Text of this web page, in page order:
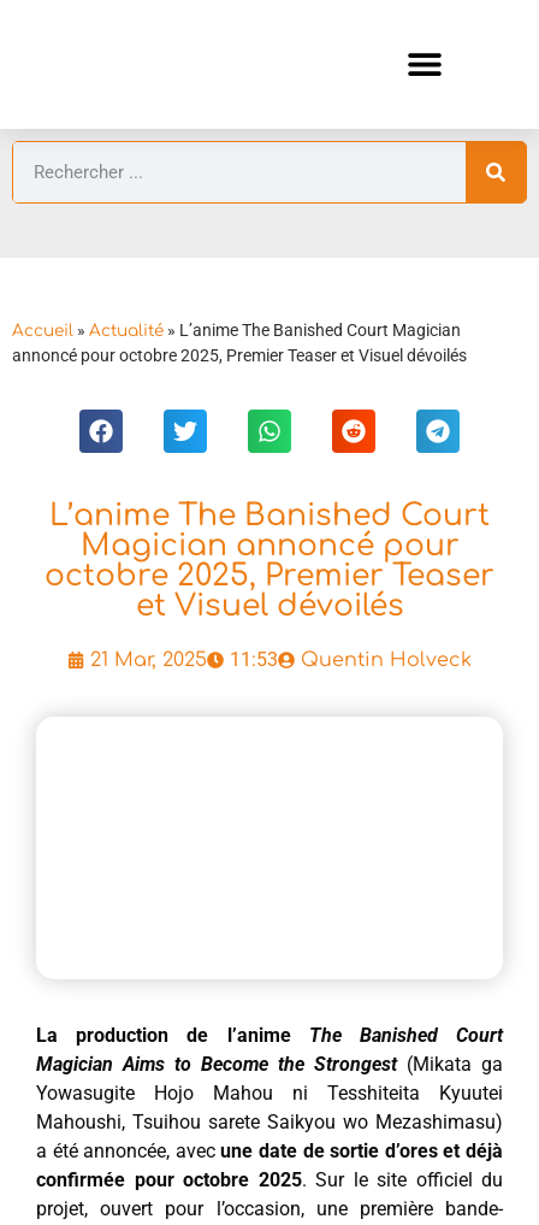
Accueil » Actualité » L’anime The Banished Court Magician
annoncé pour octobre 2025, Premier Teaser et Visuel dévoilés
L’anime The Banished Court
Magician annoncé pour
octobre 2025, Premier Teaser
et Visuel dévoilés
21 Mar, 2025 11:53 Quentin Holveck
La production de l’animeThe Banished Court
Magician Aims to Become the Strongest(Mikata ga
Yowasugite Hojo Mahou ni Tesshiteita Kyuutei
Mahoushi, Tsuihou sarete Saikyou wo Mezashimasu)
a été annoncée, avecune date de sortie d’ores et déjà
confirmée pour octobre 2025. Sur le site officiel du
projet, ouvert pour l’occasion, une première bande-